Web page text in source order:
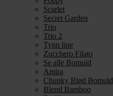
Scarlet
Secret Garden
Trio
Trio 2
Tynn line
Zucchero Filato
Se alle Bomuld
Amira
Chunky Blød Bomuld
Blend Bamboo